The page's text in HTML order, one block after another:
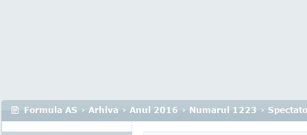
Formula AS › Arhiva › Anul 2016 › Numarul 1223 ›